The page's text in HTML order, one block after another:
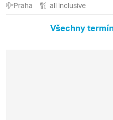
Praha all inclusive
Všechny